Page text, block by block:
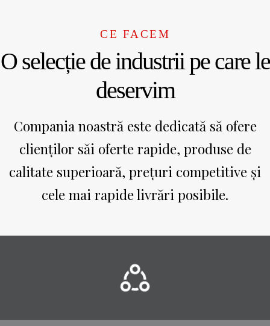
CE FACEM
O selecție de industrii pe care le
deservim
Compania noastră este dedicată să ofere
clienților săi oferte rapide, produse de
calitate superioară, prețuri competitive și
cele mai rapide livrări posibile.